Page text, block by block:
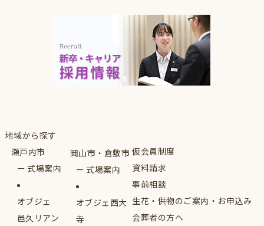
地域から探す
瀬戸内市
式場案内
オブジェ
邑久リアン
岡山市・倉敷市
式場案内
オブジェ西大
寺
仮会員制度
資料請求
事前相談
生花・供物のご案内・お申込み
会葬者の方へ